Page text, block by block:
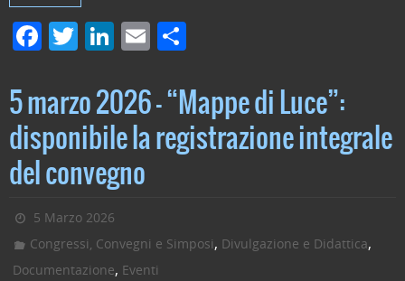
F
c
e
b
o
o
k
T
itt
er
Li
k
e
dI
n
E
ai
l
n
di
vi
5 marzo 2026 – “Mappe di Luce”:
disponibile la registrazione integrale
del convegno
5 Marzo 2026
Congressi, Convegni e Simposi, Divulgazione e Didattica,
Documentazione, Eventi